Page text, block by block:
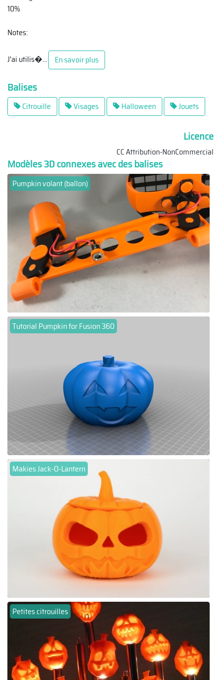
10%
Notes:
J'ai utilis�... En savoir plus
Balises
Citrouille Visages Halloween Jouets
Licence
CC Attribution-NonCommercial
Modèles 3D connexes avec des balises
Pumpkin volant (ballon)
Tutorial Pumpkin for Fusion 360
Makies Jack-O-Lantern
Petites citrouilles